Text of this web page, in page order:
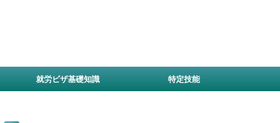
就労ビザ基礎知識 特定技能